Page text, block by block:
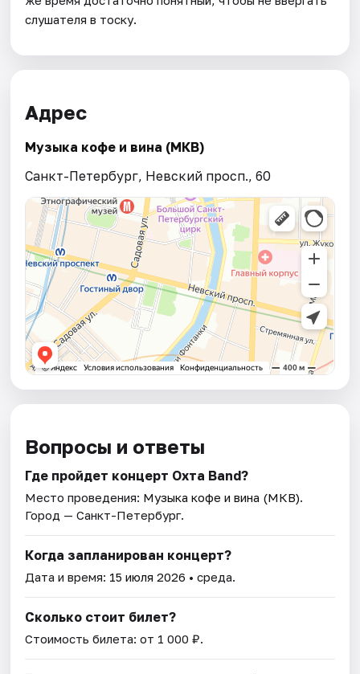
слушателя в тоску.
Адрес
Музыка кофе и вина (МКВ)
Санкт-Петербург, Невский просп., 60
Вопросы и ответы
Где пройдет концерт Охта Band?
Место проведения: Музыка кофе и вина (МКВ).
Город — Санкт-Петербург.
Когда запланирован концерт?
Дата и время: 15 июля 2026 • среда.
Сколько стоит билет?
Стоимость билета: от 1 000 ₽.